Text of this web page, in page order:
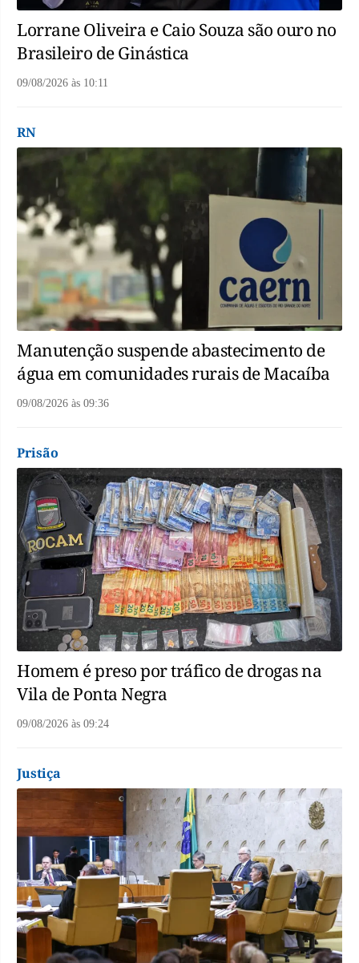
Lorrane Oliveira e Caio Souza são ouro no
Brasileiro de Ginástica
09/08/2026 às 10:11
RN
Manutenção suspende abastecimento de
água em comunidades rurais de Macaíba
09/08/2026 às 09:36
Prisão
Homem é preso por tráfico de drogas na
Vila de Ponta Negra
09/08/2026 às 09:24
Justiça